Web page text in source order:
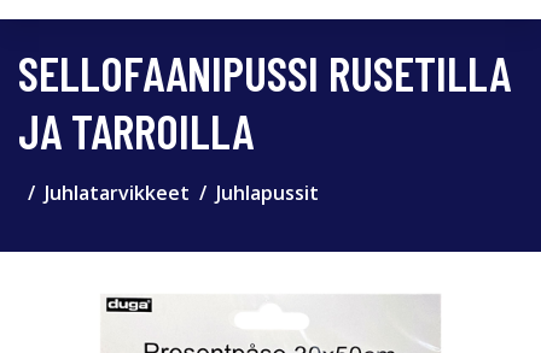
SELLOFAANIPUSSI RUSETILLA
JA TARROILLA
Juhlatarvikkeet Juhlapussit